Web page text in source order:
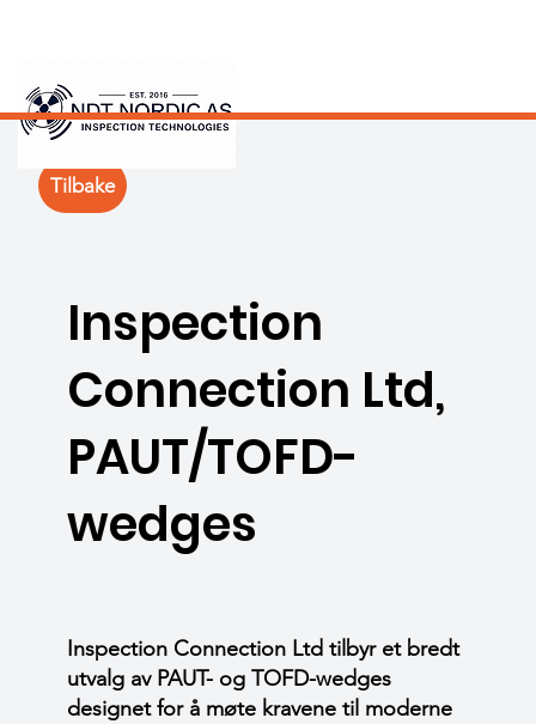
Inspection
Connection Ltd,
PAUT/TOFD-
wedges
Inspection Connection Ltd tilbyr et bredt
utvalg av PAUT- og TOFD-wedges
designet for å møte kravene til moderne
Tilbake